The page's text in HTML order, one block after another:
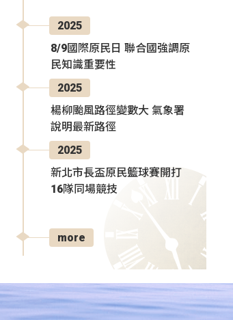
2025
8/9國際原民日 聯合國強調原
民知識重要性
2025
楊柳颱風路徑變數大 氣象署
說明最新路徑
2025
新北市長盃原民籃球賽開打
16隊同場競技
more